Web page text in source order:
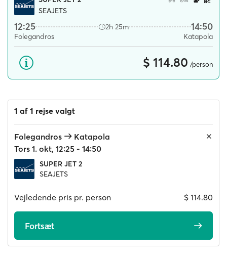
SEAJETS
12:25 2h 25m 14:50
Folegandros Katapola
$ 114.80 /person
1 af 1 rejse valgt
Folegandros
Katapola
Tors 1. okt, 12:25 - 14:50
SUPER JET 2
SEAJETS
Vejledende pris pr. person $ 114.80
Fortsæt